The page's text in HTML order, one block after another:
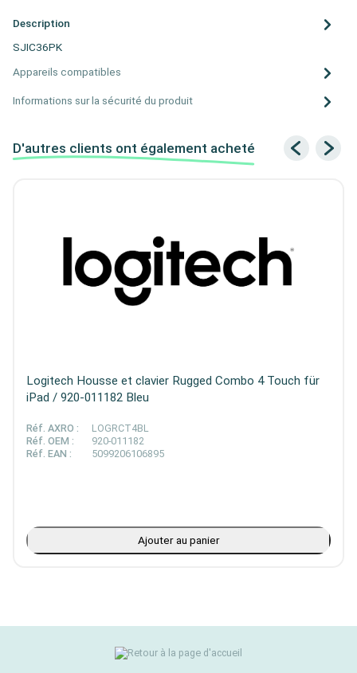
Description
SJIC36PK
Appareils compatibles
Informations sur la sécurité du produit
D'autres clients ont également acheté
Logitech Housse et clavier Rugged Combo 4 Touch für
iPad / 920-011182 Bleu
Réf. AXRO :
LOGRCT4BL
Réf. OEM :
920-011182
Réf. EAN :
5099206106895
Ajouter au panier